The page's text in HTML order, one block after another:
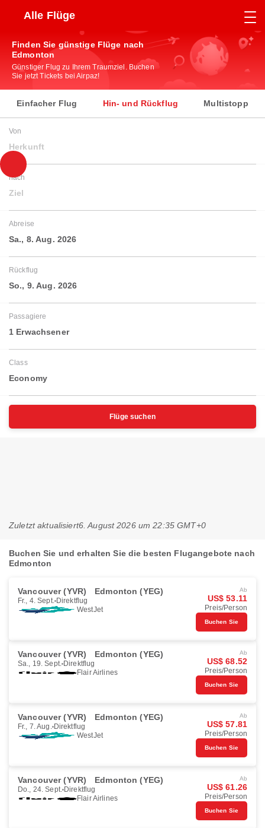
Alle Flüge
Finden Sie günstige Flüge nach
Edmonton
Günstiger Flug zu Ihrem Traumziel. Buchen
Sie jetzt Tickets bei Airpaz!
Einfacher Flug Hin- und Rückflug Multistopp
Von
Herkunft
nach
Ziel
Abreise
Sa., 8. Aug. 2026
Rückflug
So., 9. Aug. 2026
Passagiere
1 Erwachsener
Class
Economy
Flüge suchen
Zuletzt aktualisiert6. August 2026 um 22:35 GMT+0
Buchen Sie und erhalten Sie die besten Flugangebote nach
Edmonton
Vancouver (YVR) Edmonton (YEG)
Fr., 4. Sept. Direktflug
WestJet
Ab
US$ 53.11
Preis/Person
Buchen Sie
Vancouver (YVR) Edmonton (YEG)
Sa., 19. Sept. Direktflug
Flair Airlines
Ab
US$ 68.52
Preis/Person
Buchen Sie
Vancouver (YVR) Edmonton (YEG)
Fr., 7. Aug. Direktflug
WestJet
Ab
US$ 57.81
Preis/Person
Buchen Sie
Vancouver (YVR) Edmonton (YEG)
Do., 24. Sept. Direktflug
Flair Airlines
Ab
US$ 61.26
Preis/Person
Buchen Sie